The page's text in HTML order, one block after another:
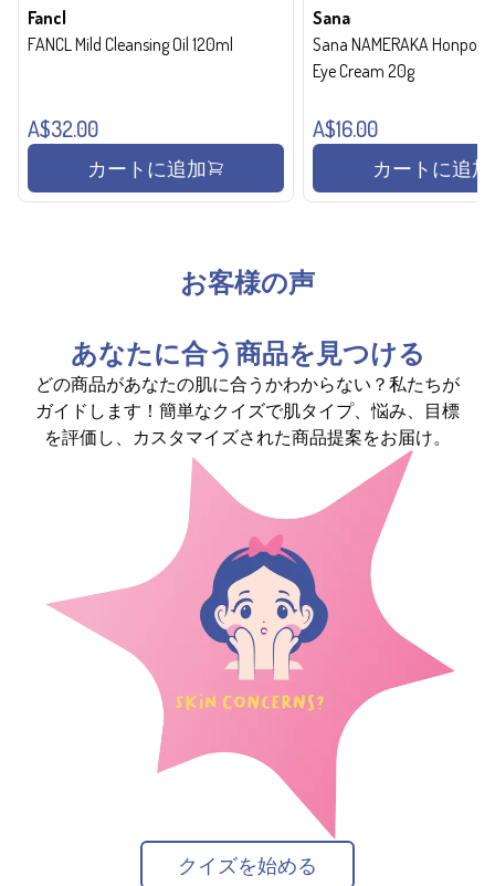
Fancl
FANCL Mild Cleansing Oil 120ml
A$32.00
カートに追加
Sana
Sana NAMERAKA Honpo
Eye Cream 20g
A$16.00
カートに追加
お客様の声
あなたに合う商品を見つける
どの商品があなたの肌に合うかわからない？私たちが
ガイドします！簡単なクイズで肌タイプ、悩み、目標
を評価し、カスタマイズされた商品提案をお届け。
クイズを始める